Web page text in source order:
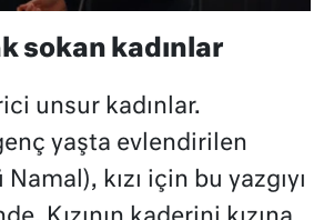
sokan kadınlar
unsur kadınlar.
yaşta evlendirilen
kızı için bu yazgıyı